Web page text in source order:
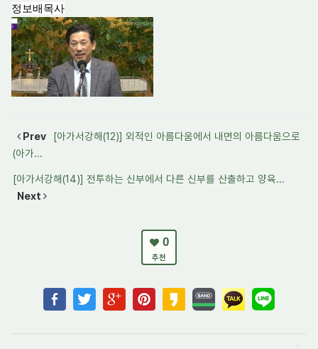
정보배목사
Prev
[아가서강해(12)] 외적인 아름다움에서 내면의 아름다움으로
(아가...
[아가서강해(14)] 전투하는 신부에서 다른 신부를 산출하고 양육...
Next
0
추천